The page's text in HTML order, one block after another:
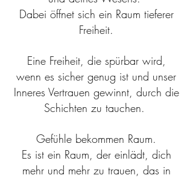
Dabei öffnet sich ein Raum tieferer
Freiheit.
Eine Freiheit, die spürbar wird,
wenn es sicher genug ist und unser
Inneres Vertrauen gewinnt, durch die
Schichten zu tauchen.
Gefühle bekommen Raum.
Es ist ein Raum, der einlädt, dich
mehr und mehr zu trauen, das in